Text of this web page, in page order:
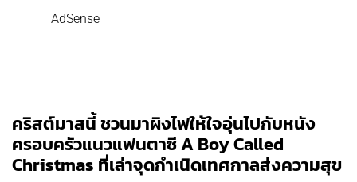
AdSense
คริสต์มาสนี้ ชวนมาผิงไฟให้ใจอุ่นไปกับหนัง
ครอบครัวแนวแฟนตาซี A Boy Called
Christmas ที่เล่าจุดกำเนิดเทศกาลส่งความสุข